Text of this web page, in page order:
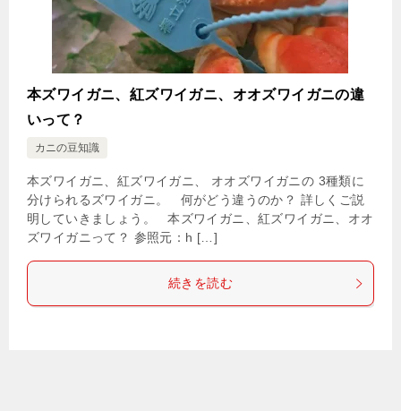
本ズワイガニ、紅ズワイガニ、オオズワイガニの違
いって？
カニの豆知識
本ズワイガニ、紅ズワイガニ、 オオズワイガニの 3種類に
分けられるズワイガニ。 何がどう違うのか？ 詳しくご説
明していきましょう。 本ズワイガニ、紅ズワイガニ、オオ
ズワイガニって？ 参照元：h […]
続きを読む